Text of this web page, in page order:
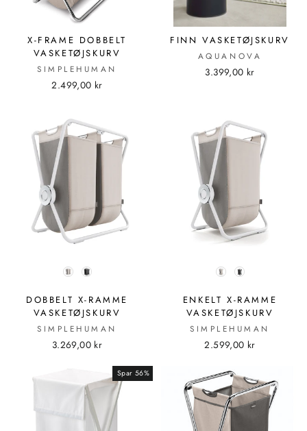
X-FRAME DOBBELT
VASKETØJSKURV
SIMPLEHUMAN
2.499,00 kr
FINN VASKETØJSKURV
AQUANOVA
3.399,00 kr
DOBBELT X-RAMME
VASKETØJSKURV
SIMPLEHUMAN
3.269,00 kr
ENKELT X-RAMME
VASKETØJSKURV
SIMPLEHUMAN
2.599,00 kr
Spar 56%